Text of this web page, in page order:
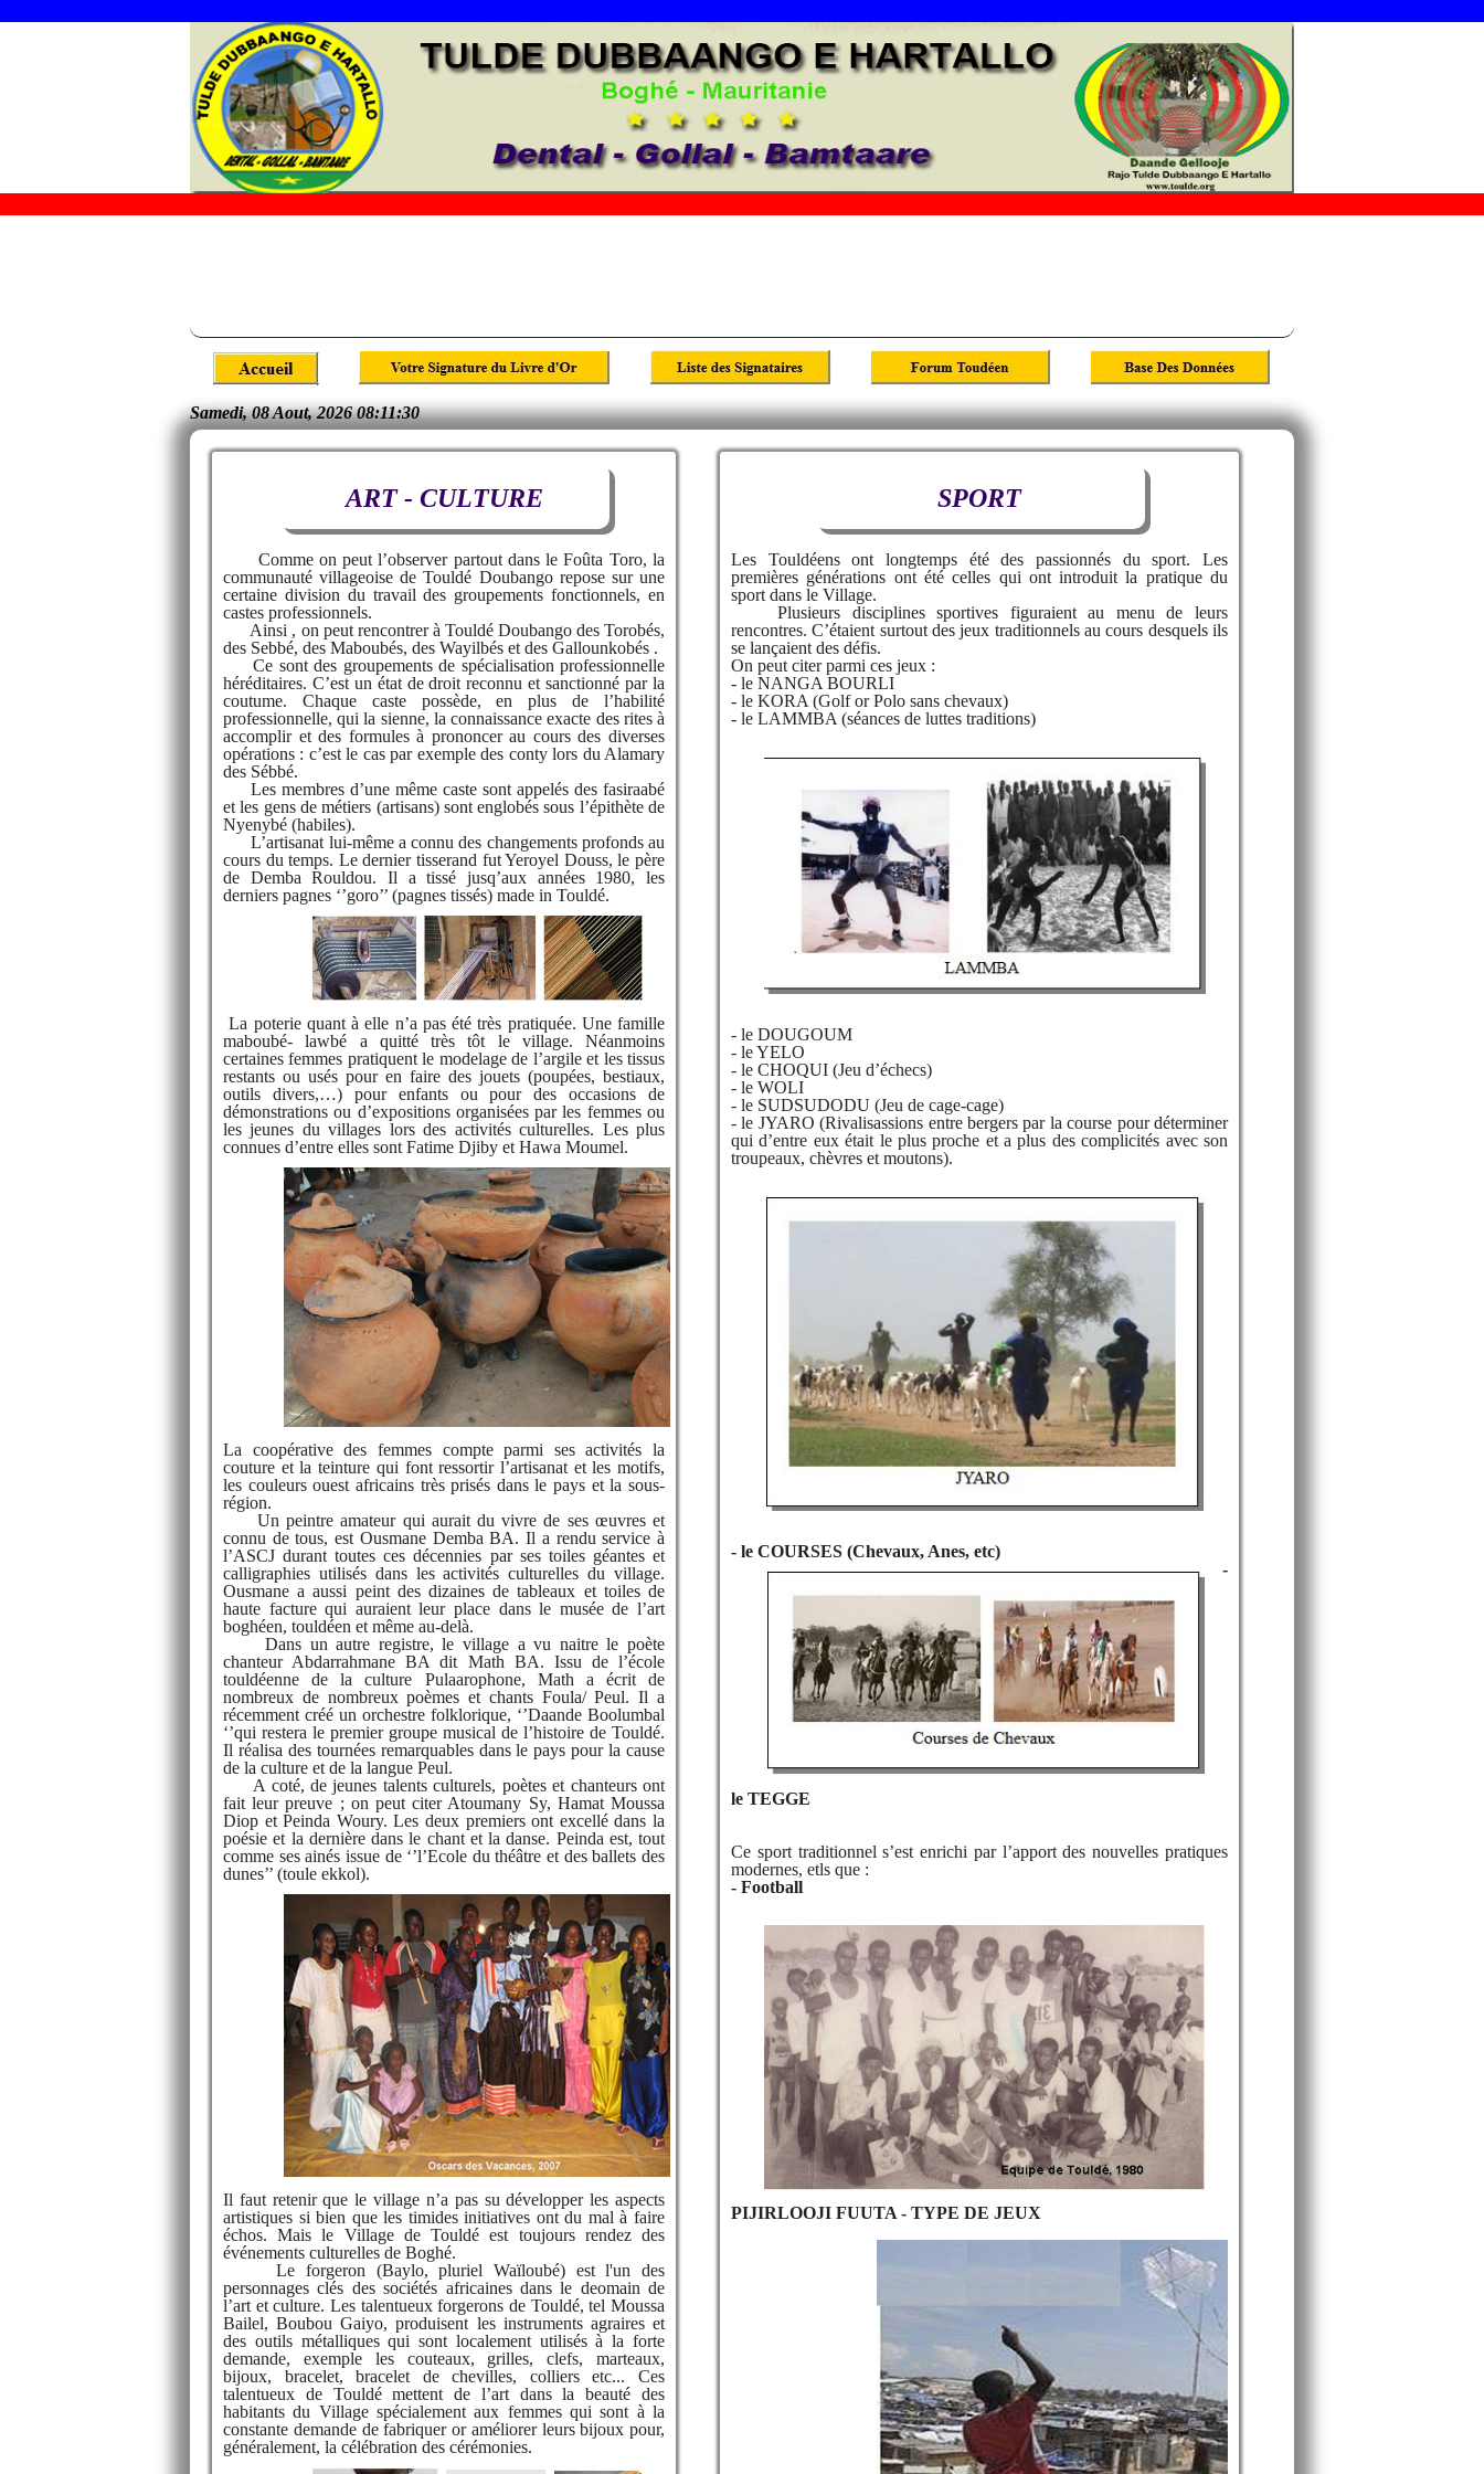
Samedi, 08 Aout, 2026 08:11:31
ART - CULTURE
Comme on peut l’observer partout dans le Foûta Toro, la
communauté villageoise de Touldé Doubango repose sur une
certaine division du travail des groupements fonctionnels, en
castes professionnels.
Ainsi , on peut rencontrer à Touldé Doubango des Torobés,
des Sebbé, des Maboubés, des Wayilbés et des Gallounkobés .
Ce sont des groupements de spécialisation professionnelle
héréditaires. C’est un état de droit reconnu et sanctionné par la
coutume. Chaque caste possède, en plus de l’habilité
professionnelle, qui la sienne, la connaissance exacte des rites à
accomplir et des formules à prononcer au cours des diverses
opérations : c’est le cas par exemple des conty lors du Alamary
des Sébbé.
Les membres d’une même caste sont appelés des fasiraabé
et les gens de métiers (artisans) sont englobés sous l’épithète de
Nyenybé (habiles).
L’artisanat lui-même a connu des changements profonds au
cours du temps. Le dernier tisserand fut Yeroyel Douss, le père
de Demba Rouldou. Il a tissé jusq’aux années 1980, les
derniers pagnes ‘’goro’’ (pagnes tissés) made in Touldé.
La poterie quant à elle n’a pas été très pratiquée. Une famille
maboubé- lawbé a quitté très tôt le village. Néanmoins
certaines femmes pratiquent le modelage de l’argile et les tissus
restants ou usés pour en faire des jouets (poupées, bestiaux,
outils divers,…) pour enfants ou pour des occasions de
démonstrations ou d’expositions organisées par les femmes ou
les jeunes du villages lors des activités culturelles. Les plus
connues d’entre elles sont Fatime Djiby et Hawa Moumel.
La coopérative des femmes compte parmi ses activités la
couture et la teinture qui font ressortir l’artisanat et les motifs,
les couleurs ouest africains très prisés dans le pays et la sous-
région.
Un peintre amateur qui aurait du vivre de ses œuvres et
connu de tous, est Ousmane Demba BA. Il a rendu service à
l’ASCJ durant toutes ces décennies par ses toiles géantes et
calligraphies utilisés dans les activités culturelles du village.
Ousmane a aussi peint des dizaines de tableaux et toiles de
haute facture qui auraient leur place dans le musée de l’art
boghéen, touldéen et même au-delà.
Dans un autre registre, le village a vu naitre le poète
chanteur Abdarrahmane BA dit Math BA. Issu de l’école
touldéenne de la culture Pulaarophone, Math a écrit de
nombreux de nombreux poèmes et chants Foula/ Peul. Il a
récemment créé un orchestre folklorique, ‘’Daande Boolumbal
‘’qui restera le premier groupe musical de l’histoire de Touldé.
Il réalisa des tournées remarquables dans le pays pour la cause
de la culture et de la langue Peul.
A coté, de jeunes talents culturels, poètes et chanteurs ont
fait leur preuve ; on peut citer Atoumany Sy, Hamat Moussa
Diop et Peinda Woury. Les deux premiers ont excellé dans la
poésie et la dernière dans le chant et la danse. Peinda est, tout
comme ses ainés issue de ‘’l’Ecole du théâtre et des ballets des
dunes’’ (toule ekkol).
Il faut retenir que le village n’a pas su développer les aspects
artistiques si bien que les timides initiatives ont du mal à faire
échos. Mais le Village de Touldé est toujours rendez des
événements culturelles de Boghé.
Le forgeron (Baylo, pluriel Waïloubé) est l'un des
personnages clés des sociétés africaines dans le deomain de
l’art et culture. Les talentueux forgerons de Touldé, tel Moussa
Bailel, Boubou Gaiyo, produisent les instruments agraires et
des outils métalliques qui sont localement utilisés à la forte
demande, exemple les couteaux, grilles, clefs, marteaux,
bijoux, bracelet, bracelet de chevilles, colliers etc... Ces
talentueux de Touldé mettent de l’art dans la beauté des
habitants du Village spécialement aux femmes qui sont à la
constante demande de fabriquer or améliorer leurs bijoux pour,
généralement, la célébration des cérémonies.
SPORT
Les Touldéens ont longtemps été des passionnés du sport. Les
premières générations ont été celles qui ont introduit la pratique du
sport dans le Village.
Plusieurs disciplines sportives figuraient au menu de leurs
rencontres. C’étaient surtout des jeux traditionnels au cours desquels ils
se lançaient des défis.
On peut citer parmi ces jeux :
- le NANGA BOURLI
- le KORA (Golf or Polo sans chevaux)
- le LAMMBA (séances de luttes traditions)
- le DOUGOUM
- le YELO
- le CHOQUI (Jeu d’échecs)
- le WOLI
- le SUDSUDODU (Jeu de cage-cage)
- le JYARO (Rivalisassions entre bergers par la course pour déterminer
qui d’entre eux était le plus proche et a plus des complicités avec son
troupeaux, chèvres et moutons).
- le COURSES (Chevaux, Anes, etc)
-
le TEGGE
Ce sport traditionnel s’est enrichi par l’apport des nouvelles pratiques
modernes, etls que :
- Football
PIJIRLOOJI FUUTA - TYPE DE JEUX